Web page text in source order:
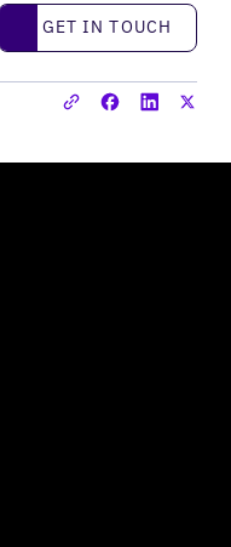
in touch
GET IN TOUCH